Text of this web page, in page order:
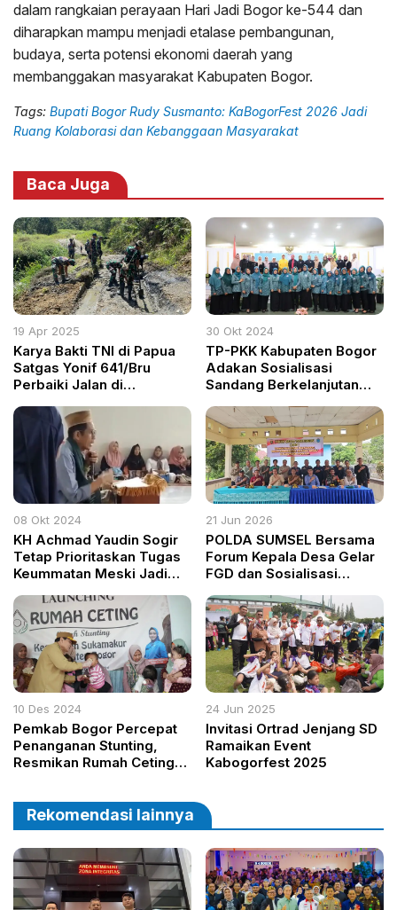
dalam rangkaian perayaan Hari Jadi Bogor ke-544 dan
diharapkan mampu menjadi etalase pembangunan,
budaya, serta potensi ekonomi daerah yang
membanggakan masyarakat Kabupaten Bogor.
Tags: Bupati Bogor Rudy Susmanto: KaBogorFest 2026 Jadi
Ruang Kolaborasi dan Kebanggaan Masyarakat
Baca Juga
19 Apr 2025
Karya Bakti TNI di Papua
Satgas Yonif 641/Bru
Perbaiki Jalan di
30 Okt 2024
TP-PKK Kabupaten Bogor
Adakan Sosialisasi
Sandang Berkelanjutan
Tekstil
08 Okt 2024
KH Achmad Yaudin Sogir
Tetap Prioritaskan Tugas
Keummatan Meski Jadi
Bogor
21 Jun 2026
POLDA SUMSEL Bersama
Forum Kepala Desa Gelar
FGD dan Sosialisasi
Kriminalitas
Jalanan/BEGAL
10 Des 2024
Pemkab Bogor Percepat
Penanganan Stunting,
Resmikan Rumah Ceting
24 Jun 2025
Invitasi Ortrad Jenjang SD
Ramaikan Event
Kabogorfest 2025
Rekomendasi lainnya